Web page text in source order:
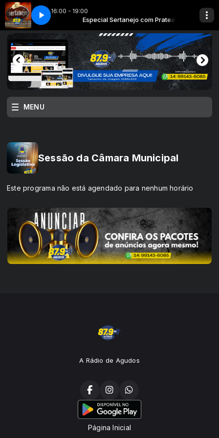
16:00 - 19:00
com Prateado Especial Sertanejo com Prateado
Goiano & ParanaenseA Vida De Um Boiadeiro-Goiano &
MENU
Sessão da Câmara Municipal
Este programa não está agendado para nenhum horário
A Rádio de Agudos
Página Inicial